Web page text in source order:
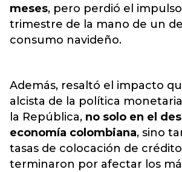
meses, pero perdió el
trimestre de la mano de un
consumo navideño.
Además, resaltó el impacto
alcista de la política
la República, no solo en el
economía colombiana, sino
tasas de colocación de
terminaron por afectar los